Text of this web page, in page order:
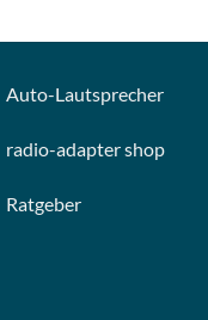
Auto-Lautsprecher
radio-adapter shop
Ratgeber